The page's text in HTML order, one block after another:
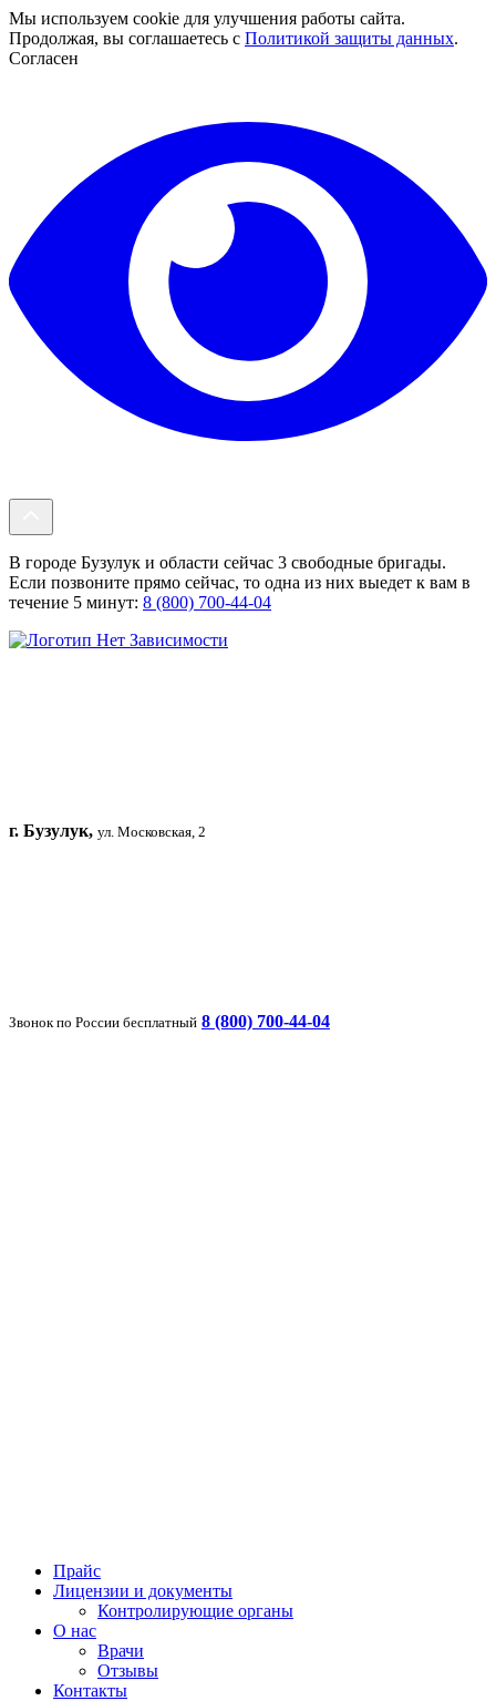
Мы используем cookie для улучшения работы сайта.
Продолжая, вы соглашаетесь с Политикой защиты данных.
Согласен
В городе Бузулук и области сейчас 3 свободные бригады.
Если позвоните прямо сейчас, то одна из них выедет к вам в
течение 5 минут: 8 (800) 700-44-04
г. Бузулук, ул. Московская, 2
Звонок по России бесплатный 8 (800) 700-44-04
Прайс
Лицензии и документы
Контролирующие органы
О нас
Врачи
Отзывы
Контакты